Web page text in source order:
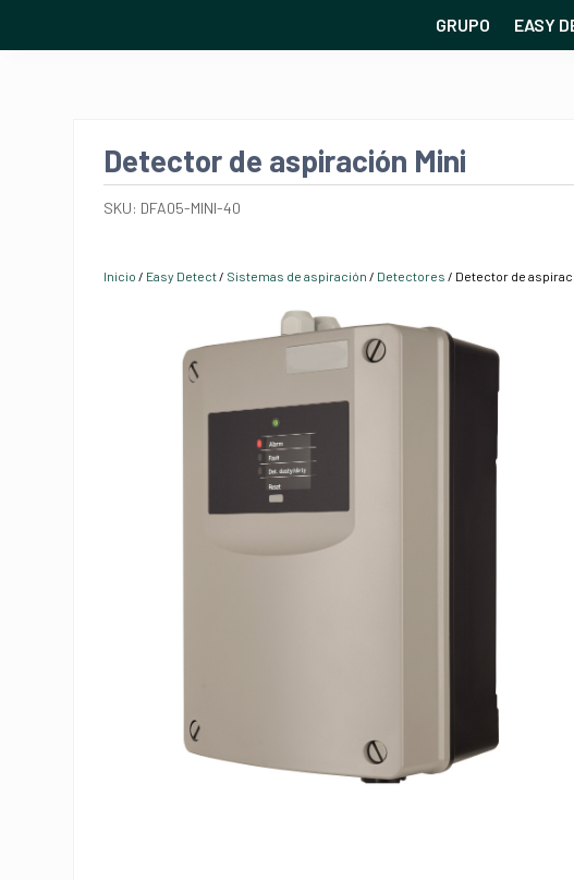
GRUPO EASY
Detector de aspiración Mini
SKU: DFA05-MINI-40
Inicio / Easy Detect / Sistemas de aspiración / Detectores / Detector de